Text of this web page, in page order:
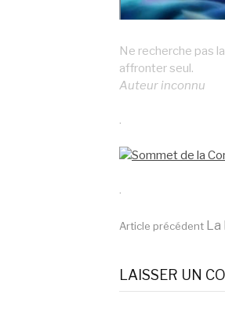
Ne recherche pas
affronter seul.
Auteur inconnu
.
.
Lire
la
Article précédent La
LAISSER UN